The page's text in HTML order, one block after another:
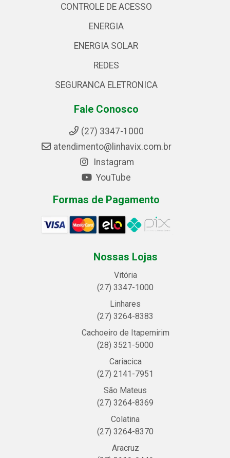
CONTROLE DE ACESSO
ENERGIA
ENERGIA SOLAR
REDES
SEGURANCA ELETRONICA
Fale Conosco
(27) 3347-1000
atendimento@linhavix.com.br
Instagram
YouTube
Formas de Pagamento
Nossas Lojas
Vitória
(27) 3347-1000
Linhares
(27) 3264-8383
Cachoeiro de Itapemirim
(28) 3521-5000
Cariacica
(27) 2141-7951
São Mateus
(27) 3264-8369
Colatina
(27) 3264-8370
Aracruz